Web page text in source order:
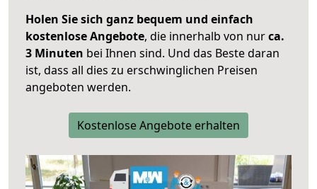
Holen Sie sich ganz bequem und einfach
kostenlose Angebote, die innerhalb von nurca.
3 Minuten bei Ihnen sind. Und das Beste daran
ist, dass all dies zu erschwinglichen Preisen
angeboten werden.
Kostenlose Angebote erhalten